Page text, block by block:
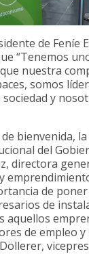
de Feníe
“Tenemos
nuestra
somos
y
bienvenida,
del
directora
de
de
aquellos
de empleo y